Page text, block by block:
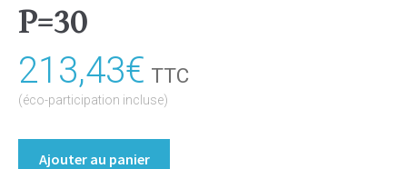
P=30
213,43€ TTC
(éco-participation incluse)
Ajouter au panier